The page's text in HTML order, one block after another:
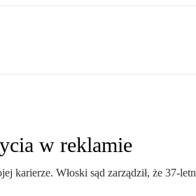
w reklamie
karierze. Włoski sąd zarządził, że 37-